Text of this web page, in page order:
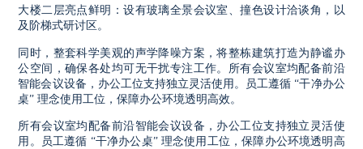
大楼二层亮点鲜明：设有玻璃全景会议室、撞色设计洽谈角，以
及阶梯式研讨区。
同时，整套科学美观的声学降噪方案，将整栋建筑打造为静谧办
公空间，确保各处均可无干扰专注工作。所有会议室均配备前沿
智能会议设备，办公工位支持独立灵活使用。员工遵循 “干净办公
桌” 理念使用工位，保障办公环境透明高效。
所有会议室均配备前沿智能会议设备，办公工位支持独立灵活使
用。员工遵循 “干净办公桌” 理念使用工位，保障办公环境透明高